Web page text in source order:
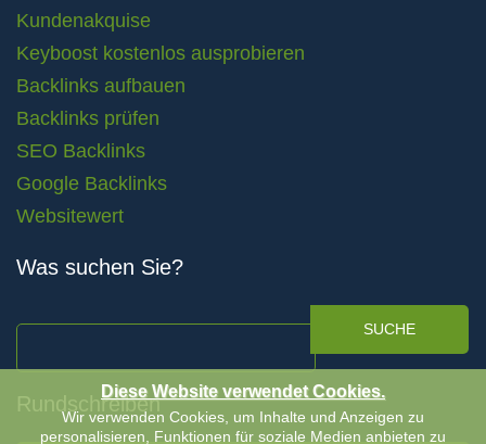
Kundenakquise
Keyboost kostenlos ausprobieren
Backlinks aufbauen
Backlinks prüfen
SEO Backlinks
Google Backlinks
Websitewert
Was suchen Sie?
SUCHE
Rundschreiben
Diese Website verwendet Cookies.
Wir verwenden Cookies, um Inhalte und Anzeigen zu
personalisieren, Funktionen für soziale Medien anbieten zu